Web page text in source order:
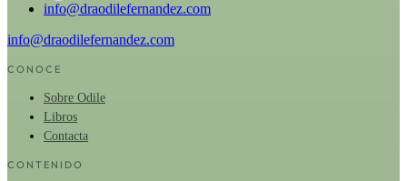
info@draodilefernandez.com
info@draodilefernandez.com
CONOCE
Sobre Odile
Libros
Contacta
CONTENIDO